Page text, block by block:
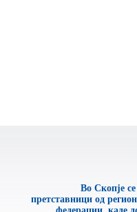
Во Скопје
претставници од